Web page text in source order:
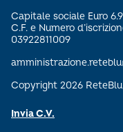
Capitale sociale Euro
C.F. e Numero
03922811009
Copyright 2026
Invia C.V.